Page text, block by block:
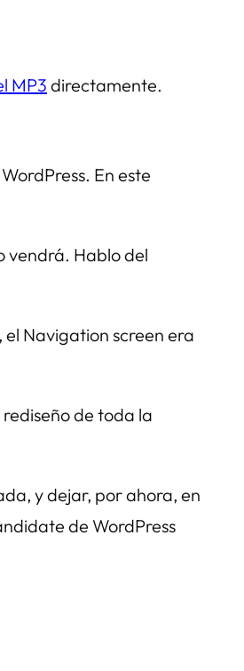
MP3 directamente.
En este
vendrá. Hablo del
el Navigation screen era
de toda la
y dejar, por ahora, en
de WordPress